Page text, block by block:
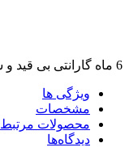
6 ماه گارانتی بی قید و شرط
ویژگی ها
مشخصات
محصولات مرتبط
دیدگاه‌ها